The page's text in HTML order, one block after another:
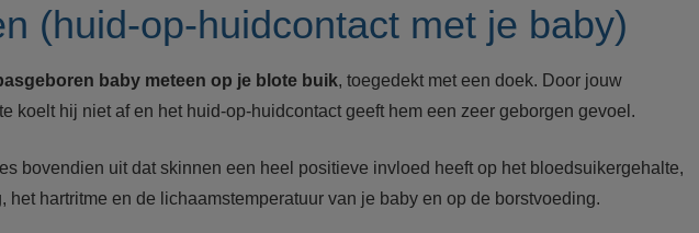
(huid-op-huidcontact met je baby)
baby meteen op je blote buik, toegedekt met een doek. Door jouw
koelt hij niet af en het huid-op-huidcontact geeft hem een zeer geborgen gevoel.
bovendien uit dat skinnen een heel positieve invloed heeft op het bloedsuikergehalte,
het hartritme en de lichaamstemperatuur van je baby en op de borstvoeding.